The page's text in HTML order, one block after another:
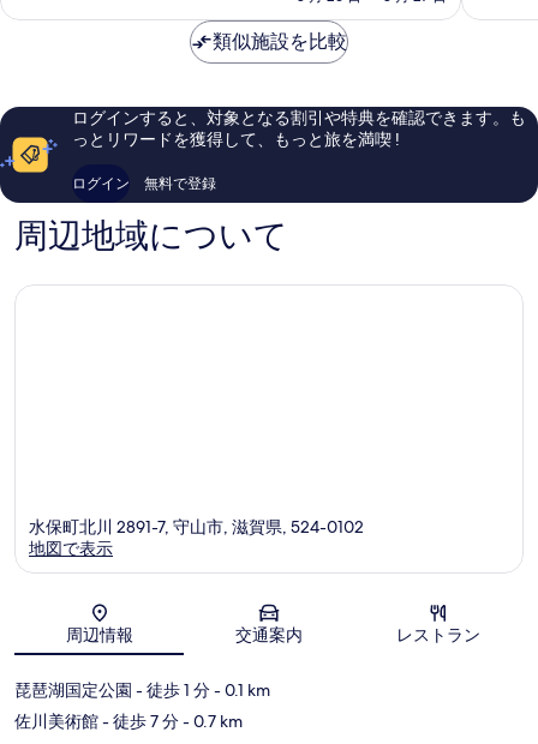
い、
件
の
コ
ミ
口
件
件
類似施設を比較
ログインすると、対象となる割引や特典を確認できます。も
っとリワードを獲得して、もっと旅を満喫 !
ログイン 無料で登録
周辺地域について
地図
水保町北川 2891-7, 守山市, 滋賀県, 524-0102
地図で表示
周辺情報 交通案内 レストラン
琵琶湖国定公園 - 徒歩 1 分- 0.1 km
佐川美術館- 徒歩 7 分- 0.7 km